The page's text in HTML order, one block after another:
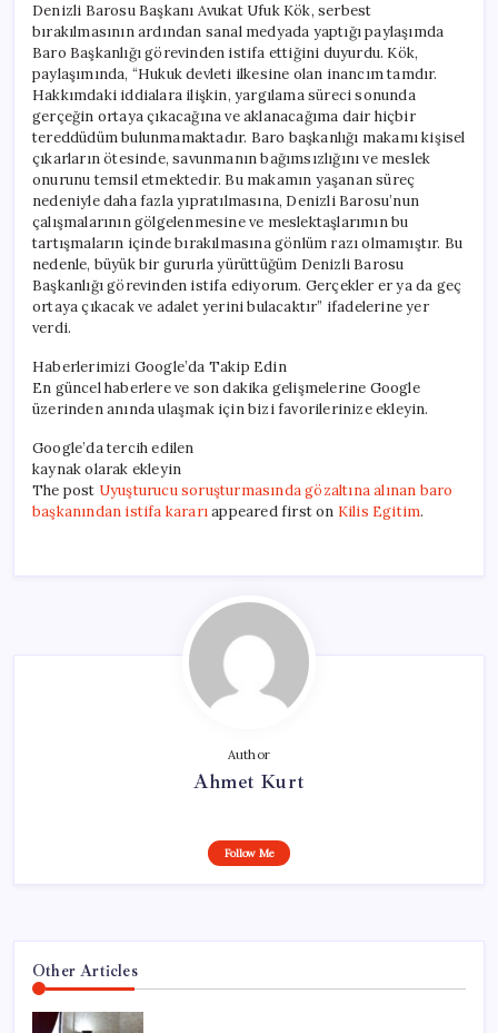
Denizli Barosu Başkanı Avukat Ufuk Kök, serbest
bırakılmasının ardından sanal medyada yaptığı paylaşımda
Baro Başkanlığı görevinden istifa ettiğini duyurdu. Kök,
paylaşımında, “Hukuk devleti ilkesine olan inancım tamdır.
Hakkımdaki iddialara ilişkin, yargılama süreci sonunda
gerçeğin ortaya çıkacağına ve aklanacağıma dair hiçbir
tereddüdüm bulunmamaktadır. Baro başkanlığı makamı kişisel
çıkarların ötesinde, savunmanın bağımsızlığını ve meslek
onurunu temsil etmektedir. Bu makamın yaşanan süreç
nedeniyle daha fazla yıpratılmasına, Denizli Barosu’nun
çalışmalarının gölgelenmesine ve meslektaşlarımın bu
tartışmaların içinde bırakılmasına gönlüm razı olmamıştır. Bu
nedenle, büyük bir gururla yürüttüğüm Denizli Barosu
Başkanlığı görevinden istifa ediyorum. Gerçekler er ya da geç
ortaya çıkacak ve adalet yerini bulacaktır” ifadelerine yer
verdi.
Haberlerimizi Google’da Takip Edin
En güncel haberlere ve son dakika gelişmelerine Google
üzerinden anında ulaşmak için bizi favorilerinize ekleyin.
Google’da tercih edilen
kaynak olarak ekleyin
The post Uyuşturucu soruşturmasında gözaltına alınan baro
başkanından istifa kararıappeared first on Kilis Egitim.
Author
Ahmet Kurt
Follow Me
Other Articles